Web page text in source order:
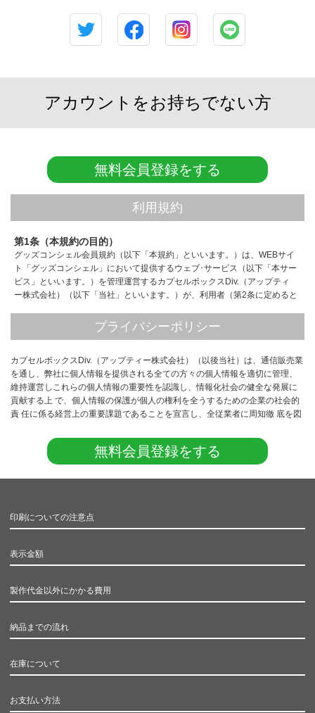
アカウントをお持ちでない方
無料会員登録をする
無料会員登録をする
印刷についての注意点
表示金額
製作代金以外にかかる費用
納品までの流れ
在庫について
お支払い方法